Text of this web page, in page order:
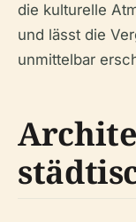
die kulturelle
und lässt die
unmittelbar